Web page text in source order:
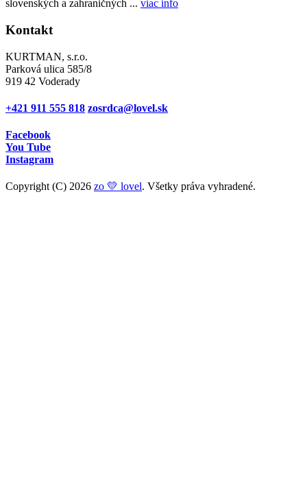
slovenských a zahraničných ... viac info
Kontakt
KURTMAN, s.r.o.
Parková ulica 585/8
919 42 Voderady
+421 911 555 818 zosrdca@lovel.sk
Facebook
You Tube
Instagram
Copyright (C) 2026 zo 💛 lovel. Všetky práva vyhradené.